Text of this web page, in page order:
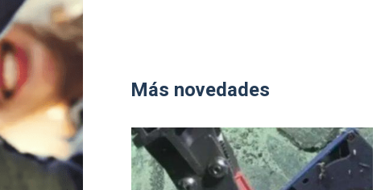
Más novedades